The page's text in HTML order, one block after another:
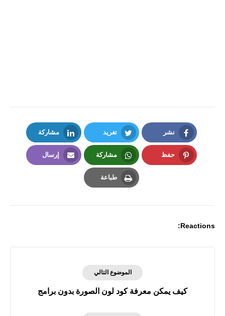
نشر
Facebook
تغريد
Twitter
مشاركة
LinkedIn
حفظ مشاركة
Whatsapp
إرسال
طباعة
Reactions:
الموضوع التالي
كيف يمكن معرفة كود لون الصورة بدون برامج